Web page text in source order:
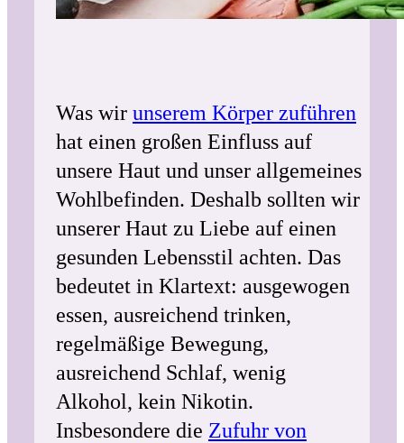
Was wir unserem Körper zuführen
hat einen großen Einfluss auf
unsere Haut und unser allgemeines
Wohlbefinden. Deshalb sollten wir
unserer Haut zu Liebe auf einen
gesunden Lebensstil achten. Das
bedeutet in Klartext: ausgewogen
essen, ausreichend trinken,
regelmäßige Bewegung,
ausreichend Schlaf, wenig
Alkohol, kein Nikotin.
Insbesondere die Zufuhr von